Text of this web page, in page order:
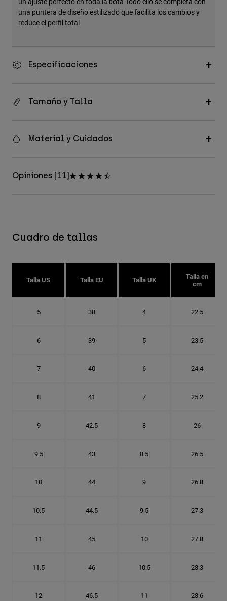
una puntera de diseño estilizado que facilita los cambios y
reduce el perfil total
Especificaciones
Tamaño y Talla
Material y Cuidados
Opiniones [11]
Cuadro de tallas
Talla US Talla EU Talla UK
Talla en
cm
5 38 4 22.5
6 39 5 23.5
7 40 6 24.4
8 41 7 25.2
9 42.5 8 26
9.5 43 8.5 26.5
10 44 9 26.8
10.5 44.5 9.5 27.3
11 45 10 27.8
11.5 46 10.5 28.3
12 46.5 11 28.6